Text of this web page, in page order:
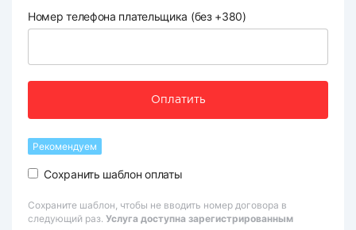
Номер телефона плательщика (без +380)
Оплатить
Рекомендуем
Сохранить шаблон оплаты
Сохраните шаблон, чтобы не вводить номер договора в
следующий раз. Услуга доступна зарегистрированным